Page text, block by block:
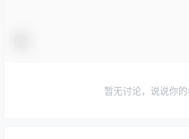
暂无讨论，说说你